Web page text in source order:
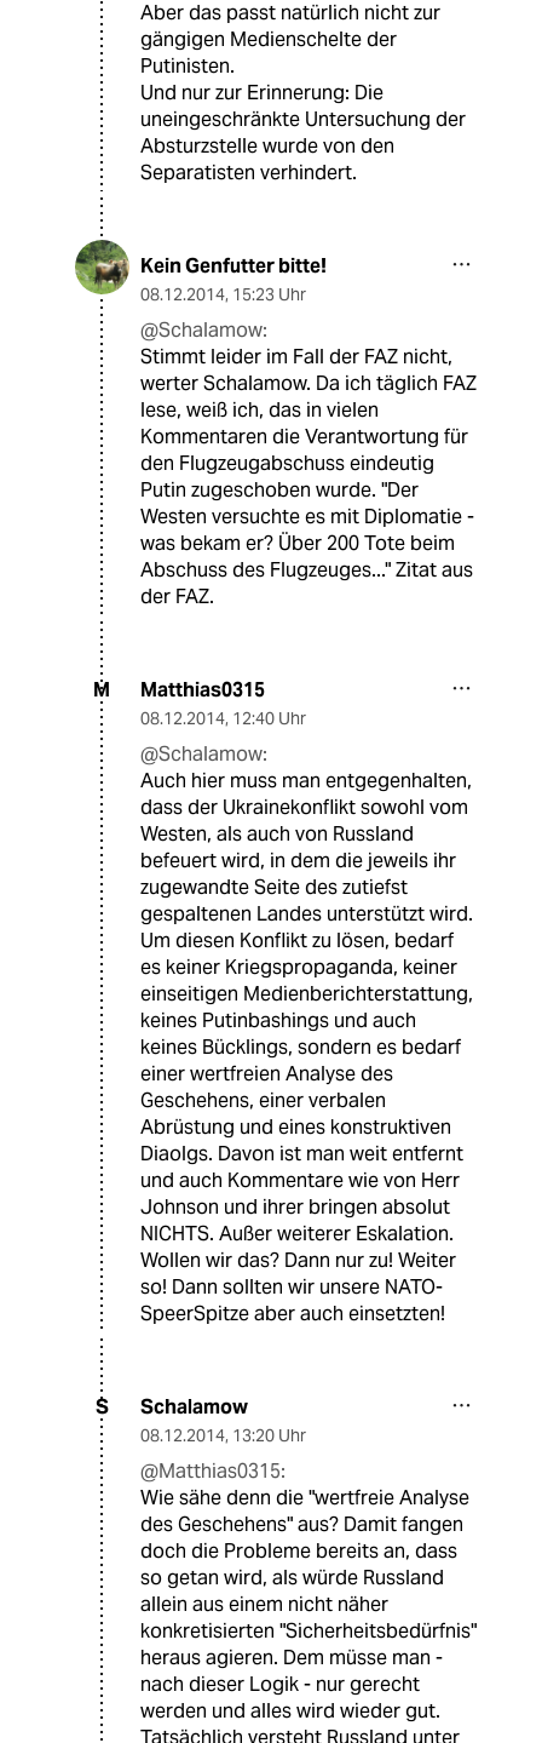
Aber das passt natürlich nicht zur
gängigen Medienschelte der
Putinisten.
Und nur zur Erinnerung: Die
uneingeschränkte Untersuchung der
Absturzstelle wurde von den
Separatisten verhindert.
Kein Genfutter bitte!
08.12.2014, 15:23 Uhr
@Schalamow:
Stimmt leider im Fall der FAZ nicht,
werter Schalamow. Da ich täglich FAZ
lese, weiß ich, das in vielen
Kommentaren die Verantwortung für
den Flugzeugabschuss eindeutig
Putin zugeschoben wurde. "Der
Westen versuchte es mit Diplomatie -
was bekam er? Über 200 Tote beim
Abschuss des Flugzeuges..." Zitat aus
der FAZ.
M Matthias0315
08.12.2014, 12:40 Uhr
@Schalamow:
Auch hier muss man entgegenhalten,
dass der Ukrainekonflikt sowohl vom
Westen, als auch von Russland
befeuert wird, in dem die jeweils ihr
zugewandte Seite des zutiefst
gespaltenen Landes unterstützt wird.
Um diesen Konflikt zu lösen, bedarf
es keiner Kriegspropaganda, keiner
einseitigen Medienberichterstattung,
keines Putinbashings und auch
keines Bücklings, sondern es bedarf
einer wertfreien Analyse des
Geschehens, einer verbalen
Abrüstung und eines konstruktiven
Diaolgs. Davon ist man weit entfernt
und auch Kommentare wie von Herr
Johnson und ihrer bringen absolut
NICHTS. Außer weiterer Eskalation.
Wollen wir das? Dann nur zu! Weiter
so! Dann sollten wir unsere NATO-
SpeerSpitze aber auch einsetzten!
S Schalamow
08.12.2014, 13:20 Uhr
@Matthias0315:
Wie sähe denn die "wertfreie Analyse
des Geschehens" aus? Damit fangen
doch die Probleme bereits an, dass
so getan wird, als würde Russland
allein aus einem nicht näher
konkretisierten "Sicherheitsbedürfnis"
heraus agieren. Dem müsse man -
nach dieser Logik - nur gerecht
werden und alles wird wieder gut.
Tatsächlich versteht Russland unter